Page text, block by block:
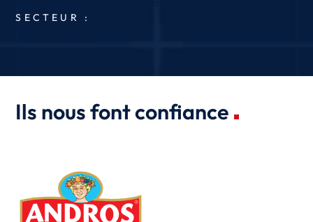
SECTEUR :
Ils nous font confiance